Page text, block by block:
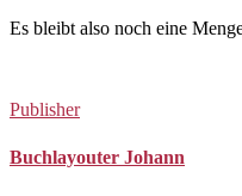
Es bleibt also noch eine
Publisher
Buchlayouter Johann